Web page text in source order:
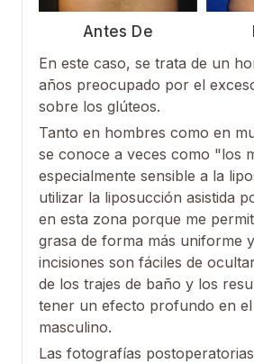
Antes De
En este caso, se trata de un
años preocupado por el
sobre los glúteos.
Tanto en hombres como en
se conoce a veces como "los
especialmente sensible a la
utilizar la liposucción asistida
en esta zona porque me
grasa de forma más uniforme
incisiones son fáciles de
de los trajes de baño y los
tener un efecto profundo en
masculino.
Las fotografías